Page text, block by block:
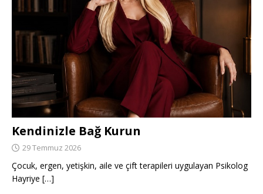
Kendinizle Bağ Kurun
29 Temmuz 2026
Çocuk, ergen, yetişkin, aile ve çift terapileri uygulayan Psikolog
Hayriye […]